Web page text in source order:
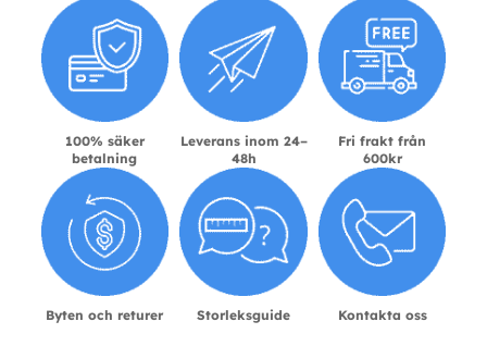
100% säker
betalning
Leverans inom 24–
48h
Fri frakt från
600kr
Byten och returer Storleksguide Kontakta oss